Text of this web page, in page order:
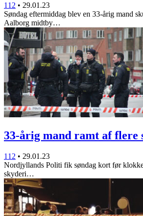
112 • 29.01.23
Søndag eftermiddag blev en 33-årig mand
Aalborg midtby…
33-årig mand ramt af flere
112 • 29.01.23
Nordjyllands Politi fik søndag kort før
skyderi…